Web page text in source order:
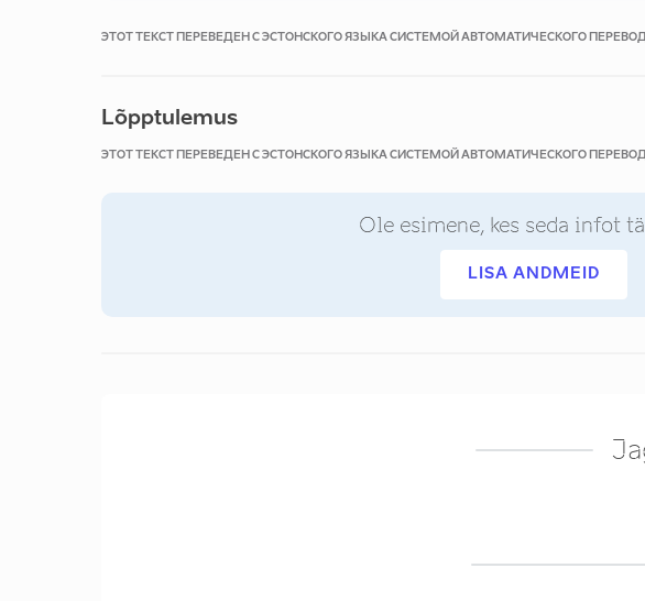
ЭТОТ ТЕКСТ ПЕРЕВЕДЕН С ЭСТОНСКОГО ЯЗЫКА СИСТЕМОЙ АВТОМАТИЧЕСКОГО
Lõpptulemus
ЭТОТ ТЕКСТ ПЕРЕВЕДЕН С ЭСТОНСКОГО ЯЗЫКА СИСТЕМОЙ АВТОМАТИЧЕСКОГО
Ole esimene, kes seda infot
LISA ANDMEID